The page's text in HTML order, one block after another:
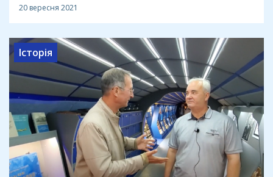
20 вересня 2021
Історія